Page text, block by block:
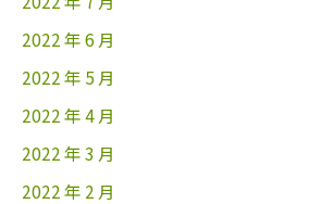
2022 年 6 月
2022 年 5 月
2022 年 4 月
2022 年 3 月
2022 年 2 月